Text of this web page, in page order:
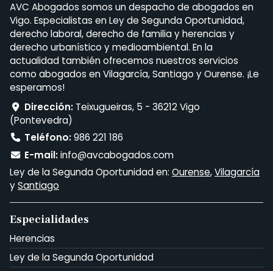
AVC Abogados somos un despacho de abogados en
Vigo. Especialistas en Ley de Segunda Oportunidad,
derecho laboral, derecho de familia y herencias y
derecho urbanístico y medioambiental. En la
actualidad también ofrecemos nuestros servicios
como abogados en Vilagarcía, Santiago y Ourense. ¡Le
esperamos!
Dirección: Teixugueiras, 5 - 36212 Vigo
(Pontevedra)
Teléfono:986 221 186
E-mail:info@avcabogados.com
Ley de la Segunda Oportunidad en: Ourense,Vilagarcía
ySantiago
Especialidades
Herencias
Ley de la Segunda Oportunidad